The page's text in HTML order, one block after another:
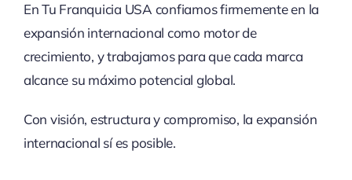
En Tu Franquicia USA confiamos firmemente en la
expansión internacional como motor de
crecimiento, y trabajamos para que cada marca
alcance su máximo potencial global.
Con visión, estructura y compromiso, la expansión
internacional sí es posible.